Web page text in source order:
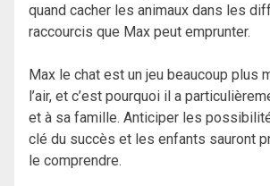
quand cacher les animaux dans les
raccourcis que Max peut emprunter.
Max le chat est un jeu beaucoup plus
l’air, et c’est pourquoi il a
et à sa famille. Anticiper les
clé du succès et les enfants sauront
le comprendre.